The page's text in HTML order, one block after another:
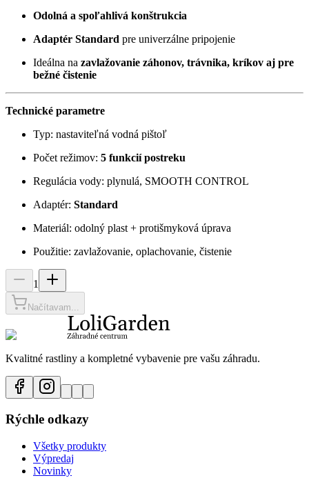
Odolná a spoľahlivá konštrukcia
Adaptér Standard pre univerzálne pripojenie
Ideálna na zavlažovanie záhonov, trávnika, kríkov aj pre
bežné čistenie
Technické parametre
Typ: nastaviteľná vodná pištoľ
Počet režimov: 5 funkcií postreku
Regulácia vody: plynulá, SMOOTH CONTROL
Adaptér: Standard
Materiál: odolný plast + protišmyková úprava
Použitie: zavlažovanie, oplachovanie, čistenie
1
Načítavam...
Kvalitné rastliny a kompletné vybavenie pre vašu záhradu.
Rýchle odkazy
Všetky produkty
Výpredaj
Novinky